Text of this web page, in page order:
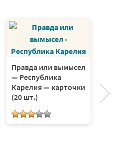
Правда или вымысел
— Республика
Карелия — карточки
(20 шт.)